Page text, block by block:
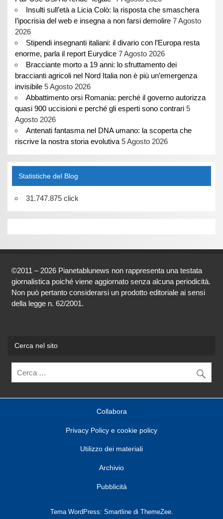
Insulti sull’età a Licia Colò: la risposta che smaschera
l’ipocrisia del web e insegna a non farsi demolire 7 Agosto
2026
Stipendi insegnanti italiani: il divario con l’Europa resta
enorme, parla il report Eurydice 7 Agosto 2026
Bracciante morto a 19 anni: lo sfruttamento dei
braccianti agricoli nel Nord Italia non è più un’emergenza
invisibile 5 Agosto 2026
Abbattimento orsi Romania: perché il governo autorizza
quasi 900 uccisioni e perché gli esperti sono contrari 5
Agosto 2026
Antenati fantasma nel DNA umano: la scoperta che
riscrive la nostra storia evolutiva 5 Agosto 2026
Statistiche del Blog
31.747.875 click
©2011 – 2026 Pianetablunews non rappresenta una testata
giornalistica poiché viene aggiornato senza alcuna periodicità.
Non può pertanto considerarsi un prodotto editoriale ai sensi
della legge n. 62/2001.
Cerca nel sito
Collabora
Privacy Policy e cookie policy
Utilizzo dei materiali
Archivio
Pubblicità
Tema WordPress: Smartline di ThemeZee.